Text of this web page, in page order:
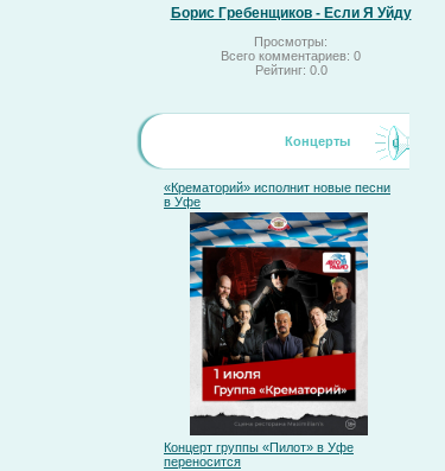
Борис Гребенщиков - Если Я Уйду
Просмотры:
Всего комментариев: 0
Рейтинг: 0.0
Концерты
«Крематорий» исполнит новые песни
в Уфе
Концерт группы «Пилот» в Уфе
переносится